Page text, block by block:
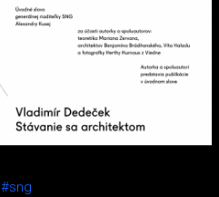
#sng